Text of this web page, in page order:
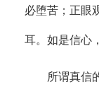
必堕苦；正眼
耳。如是信心
所谓真信的